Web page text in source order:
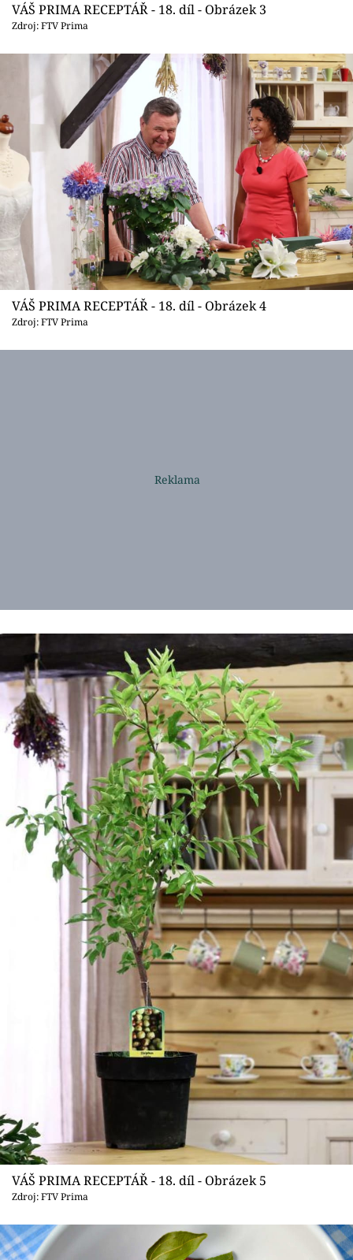
VÁŠ PRIMA RECEPTÁŘ - 18. díl - Obrázek 3
Zdroj: FTV Prima
VÁŠ PRIMA RECEPTÁŘ - 18. díl - Obrázek 4
Zdroj: FTV Prima
VÁŠ PRIMA RECEPTÁŘ - 18. díl - Obrázek 5
Zdroj: FTV Prima